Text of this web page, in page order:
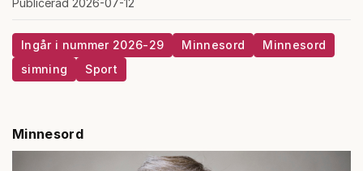
Publicerad 2026-07-12
Ingår i nummer 2026-29 Minnesord
Minnesord
simning
Sport
Minnesord